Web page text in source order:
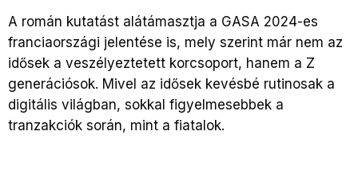
A román kutatást alátámasztja a GASA 2024-es
franciaországi jelentése is, mely szerint már nem az
idősek a veszélyeztetett korcsoport, hanem a Z
generációsok. Mivel az idősek kevésbé rutinosak a
digitális világban, sokkal figyelmesebbek a
tranzakciók során, mint a fiatalok.